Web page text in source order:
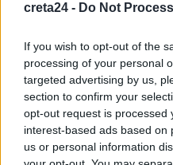
creta24 - Do Not
If you wish to opt-out of the
processing of your personal
targeted advertising by us,
section to confirm your
opt-out request is processed
interest-based ads based on
us or personal information
ΚΟΙΝΩΝΙΑ